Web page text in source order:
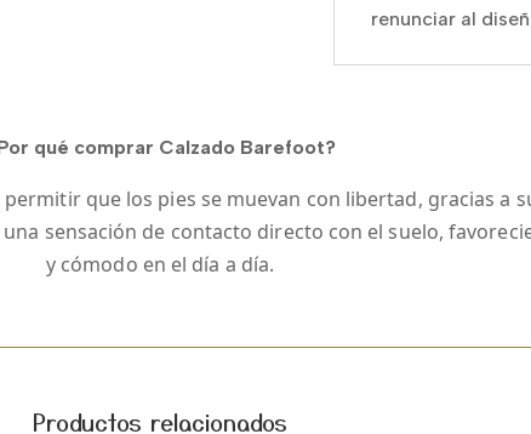
renunciar al
qué comprar Calzado Barefoot?
que los pies se muevan con libertad, gracias a
sensación de contacto directo con el suelo,
y cómodo en el día a día.
Productos relacionados